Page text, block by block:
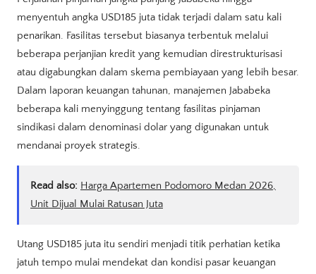
menyentuh angka USD185 juta tidak terjadi dalam satu kali
penarikan. Fasilitas tersebut biasanya terbentuk melalui
beberapa perjanjian kredit yang kemudian direstrukturisasi
atau digabungkan dalam skema pembiayaan yang lebih besar.
Dalam laporan keuangan tahunan, manajemen Jababeka
beberapa kali menyinggung tentang fasilitas pinjaman
sindikasi dalam denominasi dolar yang digunakan untuk
mendanai proyek strategis.
Read also: Harga Apartemen Podomoro Medan 2026,
Unit Dijual Mulai Ratusan Juta
Utang USD185 juta itu sendiri menjadi titik perhatian ketika
jatuh tempo mulai mendekat dan kondisi pasar keuangan